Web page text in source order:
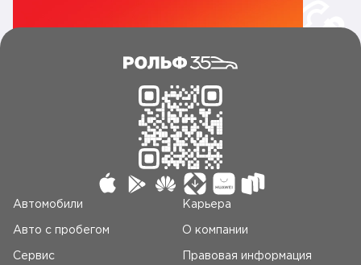
Автомобили
Авто c пробегом
Сервис
Карьера
О компании
Правовая информация